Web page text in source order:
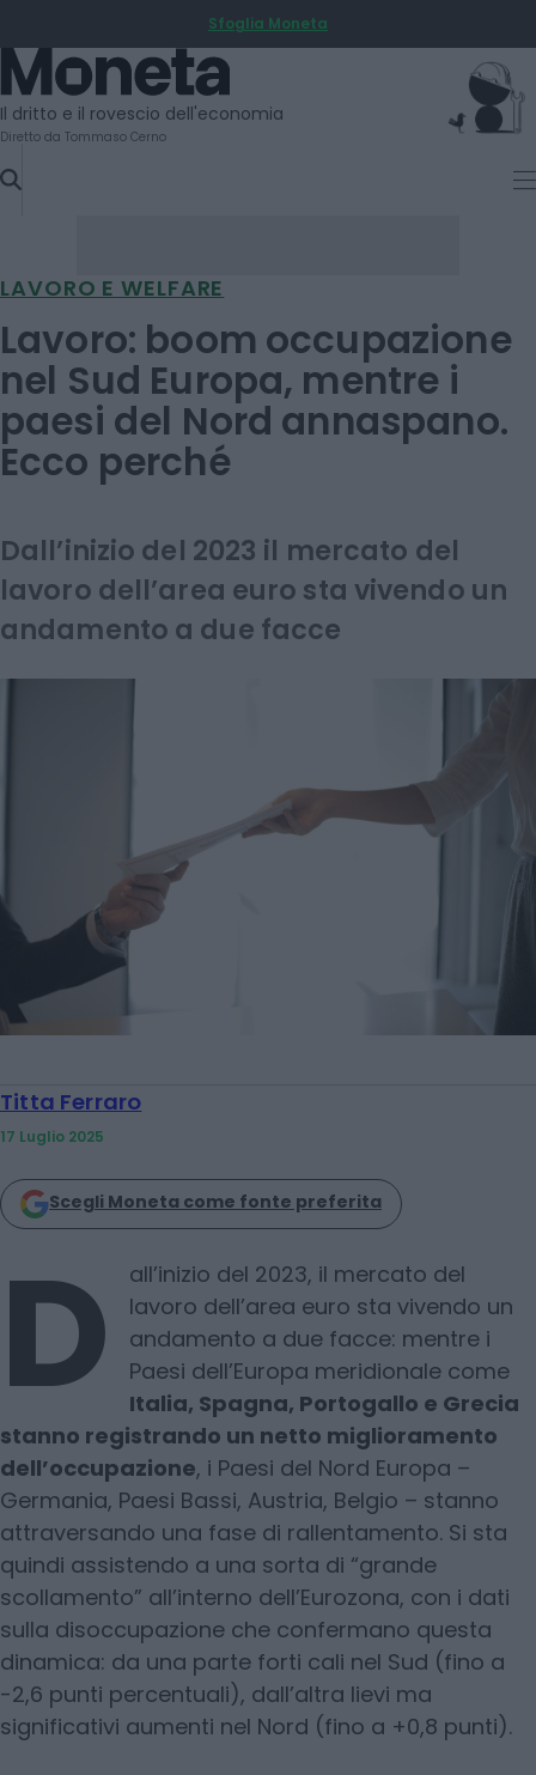
TO
CONTENT
Sfoglia Moneta
Moneta
Il dritto e il rovescio dell'economia
Diretto da Tommaso Cerno
LAVORO E WELFARE
Lavoro: boom occupazione
nel Sud Europa, mentre i
paesi del Nord annaspano.
Ecco perché
Dall’inizio del 2023 il mercato del
lavoro dell’area euro sta vivendo un
andamento a due facce
Titta Ferraro
17 Luglio 2025
Scegli Moneta come fonte preferita
D
all’inizio del 2023, il mercato del
lavoro dell’area euro sta vivendo un
andamento a due facce: mentre i
Paesi dell’Europa meridionale come
Italia, Spagna, Portogallo e Grecia
stanno registrando un netto miglioramento
dell’occupazione, i Paesi del Nord Europa –
Germania, Paesi Bassi, Austria, Belgio – stanno
attraversando una fase di rallentamento. Si sta
quindi assistendo a una sorta di “grande
scollamento” all’interno dell’Eurozona, con i dati
sulla disoccupazione che confermano questa
dinamica: da una parte forti cali nel Sud (fino a
-2,6 punti percentuali), dall’altra lievi ma
significativi aumenti nel Nord (fino a +0,8 punti).